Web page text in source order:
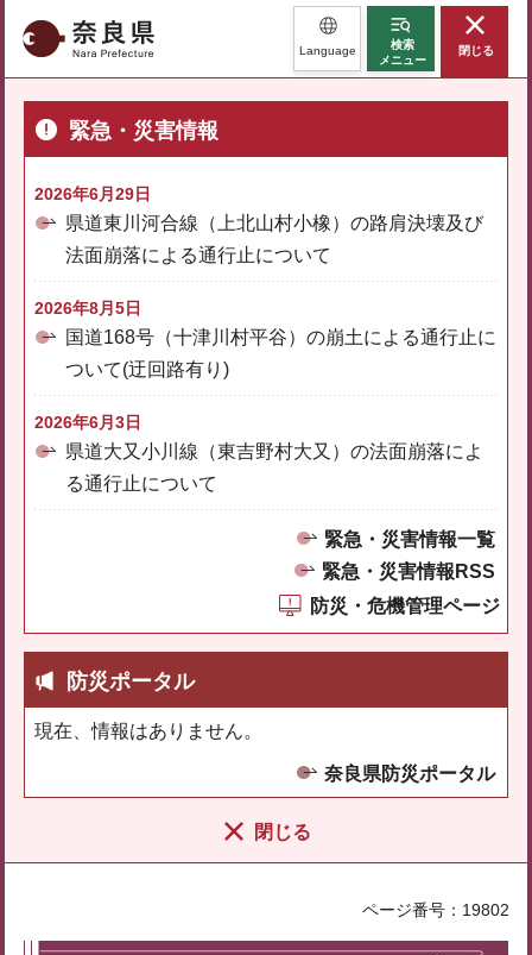
奈良県 Language
検索
メニュー
閉じる
緊急・災害情報
2026年6月29日
県道東川河合線（上北山村小橡）の路肩決壊及び
法面崩落による通行止について
2026年8月5日
国道168号（十津川村平谷）の崩土による通行止に
ついて(迂回路有り)
2026年6月3日
県道大又小川線（東吉野村大又）の法面崩落によ
る通行止について
緊急・災害情報一覧
緊急・災害情報RSS
防災・危機管理ページ
防災ポータル
現在、情報はありません。
奈良県防災ポータル
閉じる
ページ番号：19802